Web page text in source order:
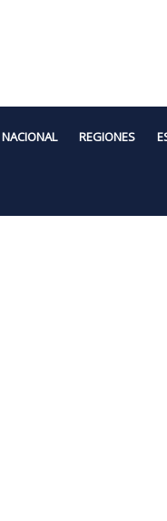
NACIONAL REGIONES